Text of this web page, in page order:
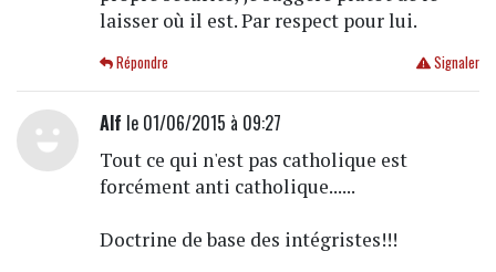
laisser où il est. Par respect pour lui.
Signaler
Répondre
Alf le 01/06/2015 à 09:27
Tout ce qui n'est pas catholique est
forcément anti catholique......
Doctrine de base des intégristes!!!